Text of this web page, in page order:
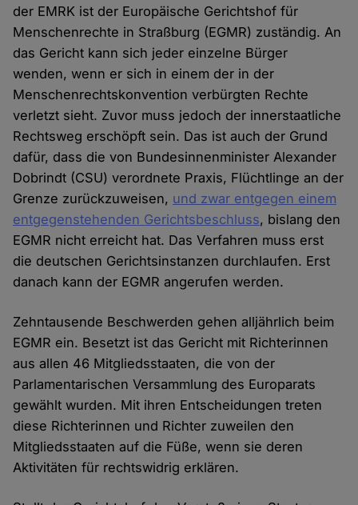
der EMRK ist der Europäische Gerichtshof für
Menschenrechte in Straßburg (EGMR) zuständig. An
das Gericht kann sich jeder einzelne Bürger
wenden, wenn er sich in einem der in der
Menschenrechtskonvention verbürgten Rechte
verletzt sieht. Zuvor muss jedoch der innerstaatliche
Rechtsweg erschöpft sein. Das ist auch der Grund
dafür, dass die von Bundesinnenminister Alexander
Dobrindt (CSU) verordnete Praxis, Flüchtlinge an der
Grenze zurückzuweisen, und zwar entgegen einem
entgegenstehenden Gerichtsbeschluss, bislang den
EGMR nicht erreicht hat. Das Verfahren muss erst
die deutschen Gerichtsinstanzen durchlaufen. Erst
danach kann der EGMR angerufen werden.
Zehntausende Beschwerden gehen alljährlich beim
EGMR ein. Besetzt ist das Gericht mit Richterinnen
aus allen 46 Mitgliedsstaaten, die von der
Parlamentarischen Versammlung des Europarats
gewählt wurden. Mit ihren Entscheidungen treten
diese Richterinnen und Richter zuweilen den
Mitgliedsstaaten auf die Füße, wenn sie deren
Aktivitäten für rechtswidrig erklären.